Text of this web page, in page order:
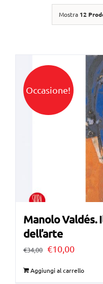
Mostra 12
Occasione!
Manolo Valdés.
dell’arte
€34,00 Il
€10,00Il
Aggiungi al carrello